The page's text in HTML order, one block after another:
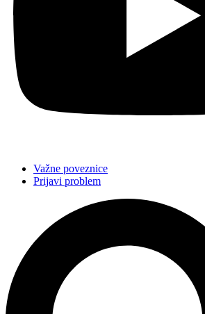
Važne poveznice
Prijavi problem